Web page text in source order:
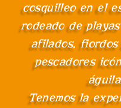
cosquilleo en el
rodeado de
afilados, fiordos
pescadores
Tenemos la